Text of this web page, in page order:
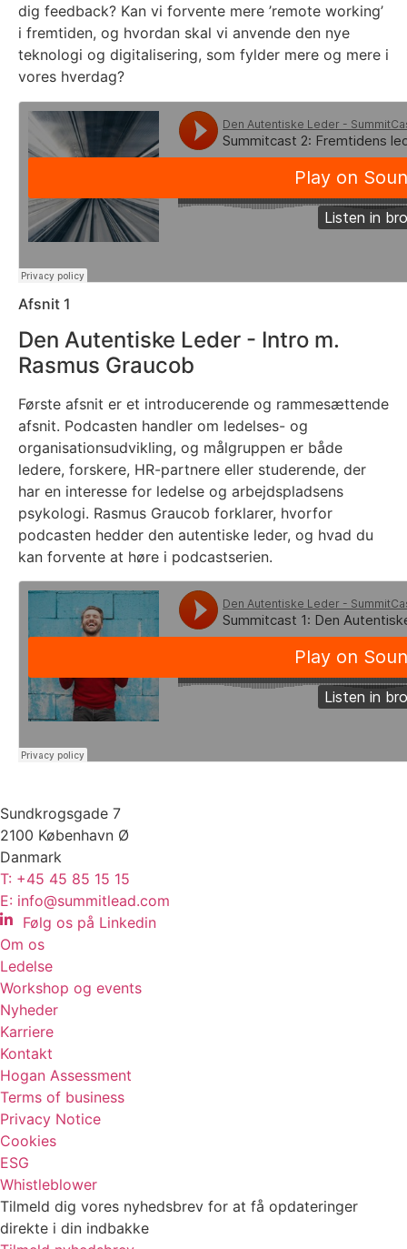
dig feedback? Kan vi forvente mere ’remote working’
i fremtiden, og hvordan skal vi anvende den nye
teknologi og digitalisering, som fylder mere og mere i
vores hverdag?
Afsnit 1
Den Autentiske Leder - Intro m.
Rasmus Graucob
Første afsnit er et introducerende og rammesættende
afsnit. Podcasten handler om ledelses- og
organisationsudvikling, og målgruppen er både
ledere, forskere, HR-partnere eller studerende, der
har en interesse for ledelse og arbejdspladsens
psykologi. Rasmus Graucob forklarer, hvorfor
podcasten hedder den autentiske leder, og hvad du
kan forvente at høre i podcastserien.
Sundkrogsgade 7
2100 København Ø
Danmark
T: +45 45 85 15 15
E: info@summitlead.com
Følg os på Linkedin
Om os
Ledelse
Workshop og events
Nyheder
Karriere
Kontakt
Hogan Assessment
Terms of business
Privacy Notice
Cookies
ESG
Whistleblower
Tilmeld dig vores nyhedsbrev for at få opdateringer
direkte i din indbakke